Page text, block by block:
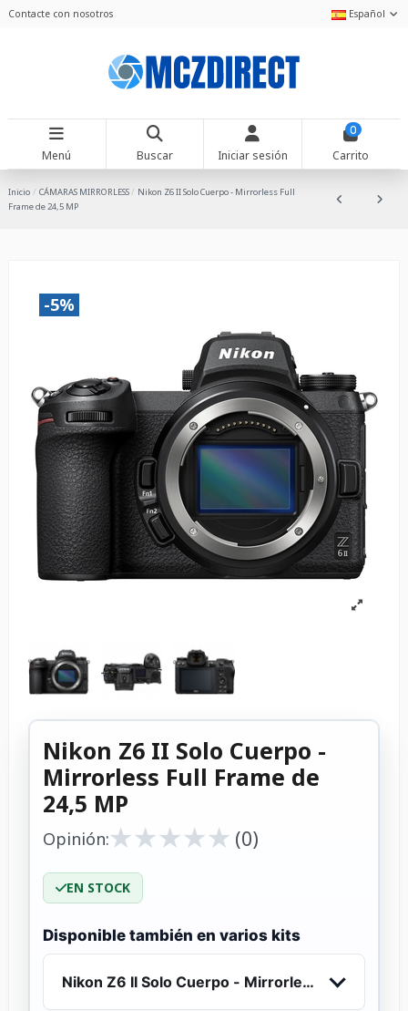
Contacte con nosotros Español
Menú Buscar Iniciar sesión
0
Carrito
Inicio CÁMARAS MIRRORLESS
Nikon Z6 II Solo Cuerpo - Mirrorless Full
Frame de 24,5 MP
-5%
Nikon Z6 II Solo Cuerpo -
Mirrorless Full Frame de
24,5 MP
Opinión:★
★★
★★
★★
★★
★ (0)
EN STOCK
Disponible también en varios kits
Nikon Z6 II Solo Cuerpo - Mirrorless Full Frame